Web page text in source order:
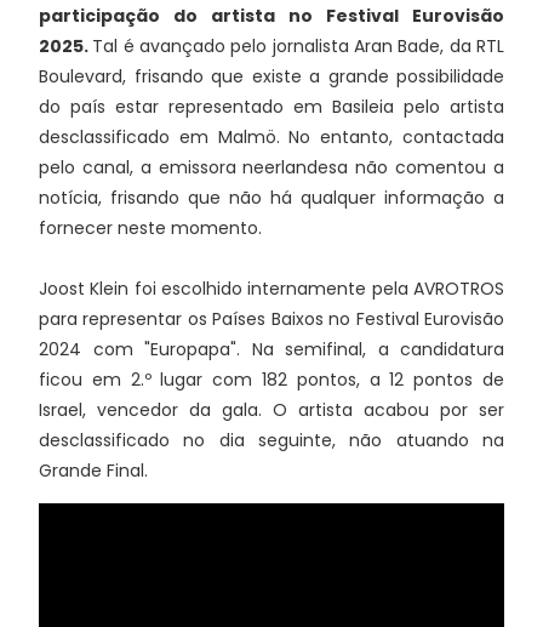
participação do artista no Festival Eurovisão
2025. Tal é avançado pelo jornalista Aran Bade, da RTL
Boulevard, frisando que existe a grande possibilidade
do país estar representado em Basileia pelo artista
desclassificado em Malmö. No entanto, contactada
pelo canal, a emissora neerlandesa não comentou a
notícia, frisando que não há qualquer informação a
fornecer neste momento.
Joost Klein foi escolhido internamente pela AVROTROS
para representar os Países Baixos no Festival Eurovisão
2024 com "Europapa". Na semifinal, a candidatura
ficou em 2.º lugar com 182 pontos, a 12 pontos de
Israel, vencedor da gala. O artista acabou por ser
desclassificado no dia seguinte, não atuando na
Grande Final.